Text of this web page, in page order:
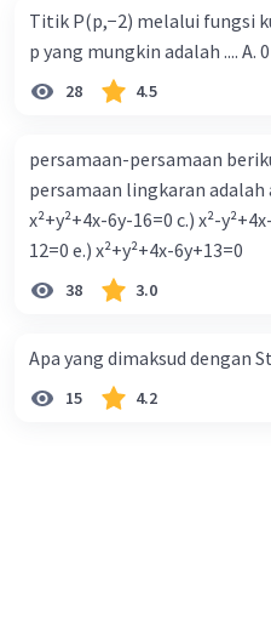
Titik P(p,−2) melalui fungsi
p yang mungkin adalah .... A. 0
28 4.5
persamaan-persamaan
persamaan lingkaran adalah a.) x²+y²+4x-6y-12=0 b.)
x²+y²+4x-6y-16=0 c.) x²-
12=0 e.) x²+y²+4x-6y+13=0
38 3.0
Apa yang dimaksud dengan
15 4.2